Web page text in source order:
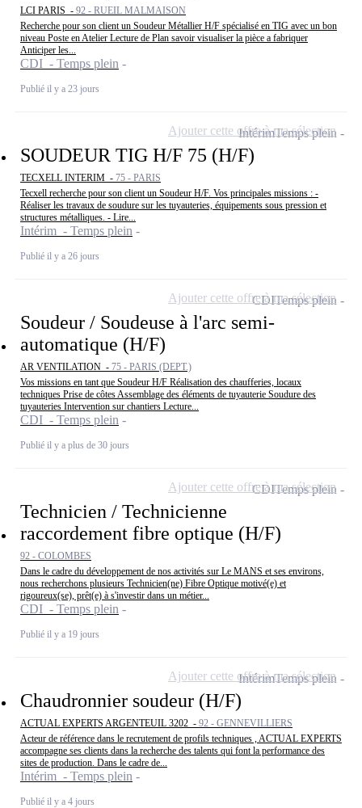
LCI PARIS - 92 - RUEIL MALMAISON
Recherche pour son client un Soudeur Métallier H/F spécialisé en TIG avec un bon
niveau Poste en Atelier Lecture de Plan savoir visualiser la pièce a fabriquer
Anticiper les...
CDI - Temps plein
Publié il y a 23 jours
SOUDEUR TIG H/F 75 (H/F)
TECXELL INTERIM - 75 - PARIS
Tecxell recherche pour son client un Soudeur H/F. Vos principales missions : -
Réaliser les travaux de soudure sur les tuyauteries, équipements sous pression et
structures métalliques. - Lire...
Intérim - Temps plein
Publié il y a 26 jours
IntérimTemps plein
Ajouter cette offre à ma sélection
Soudeur / Soudeuse à l'arc semi-
automatique (H/F)
AR VENTILATION - 75 - PARIS (DEPT.)
Vos missions en tant que Soudeur H/F Réalisation des chaufferies, locaux
techniques Prise de côtes Assemblage des éléments de tuyauterie Soudure des
tuyauteries Intervention sur chantiers Lecture...
CDI - Temps plein
Publié il y a plus de 30 jours
CDITemps plein
Ajouter cette offre à ma sélection
Technicien / Technicienne
raccordement fibre optique (H/F)
92 - COLOMBES
Dans le cadre du développement de nos activités sur Le MANS et ses environs,
nous recherchons plusieurs Technicien(ne) Fibre Optique motivé(e) et
rigoureux(se), prêt(e) à s'investir dans un métier...
CDI - Temps plein
Publié il y a 19 jours
CDITemps plein
Ajouter cette offre à ma sélection
Chaudronnier soudeur (H/F)
ACTUAL EXPERTS ARGENTEUIL 3202 - 92 - GENNEVILLIERS
Acteur de référence dans le recrutement de profils techniques , ACTUAL EXPERTS
accompagne ses clients dans la recherche des talents qui font la performance des
sites de production. Dans le cadre de...
Intérim - Temps plein
Publié il y a 4 jours
IntérimTemps plein
Ajouter cette offre à ma sélection